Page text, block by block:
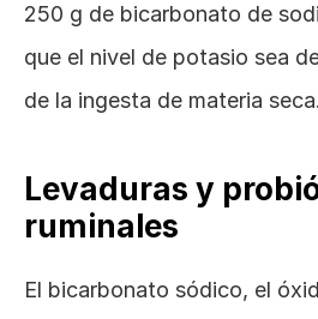
250 g de bicarbonato de
que el nivel de potasio sea
de la ingesta de materia seca.
Levaduras y
ruminales
El bicarbonato sódico, el